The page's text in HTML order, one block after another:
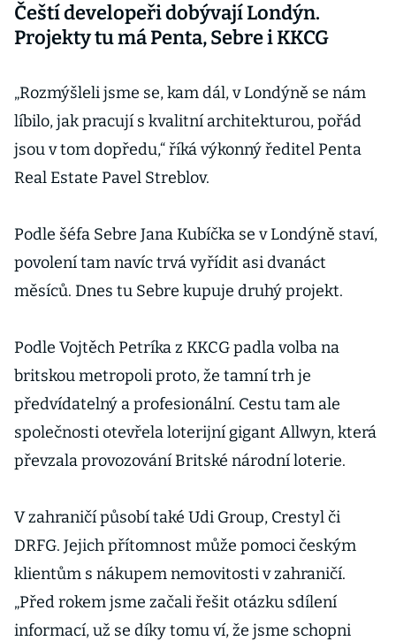
Čeští developeři dobývají Londýn.
Projekty tu má Penta, Sebre i KKCG
„Rozmýšleli jsme se, kam dál, v Londýně se nám
líbilo, jak pracují s kvalitní architekturou, pořád
jsou v tom dopředu,“ říká výkonný ředitel Penta
Real Estate Pavel Streblov.
Podle šéfa Sebre Jana Kubíčka se v Londýně staví,
povolení tam navíc trvá vyřídit asi dvanáct
měsíců. Dnes tu Sebre kupuje druhý projekt.
Podle Vojtěch Petríka z KKCG padla volba na
britskou metropoli proto, že tamní trh je
předvídatelný a profesionální. Cestu tam ale
společnosti otevřela loterijní gigant Allwyn, která
převzala provozování Britské národní loterie.
V zahraničí působí také Udi Group, Crestyl či
DRFG. Jejich přítomnost může pomoci českým
klientům s nákupem nemovitosti v zahraničí.
„Před rokem jsme začali řešit otázku sdílení
informací, už se díky tomu ví, že jsme schopni